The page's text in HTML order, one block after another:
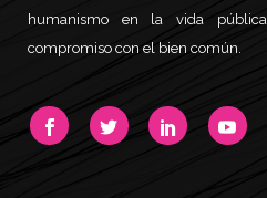
humanismo en la vida
compromiso con el bien común.